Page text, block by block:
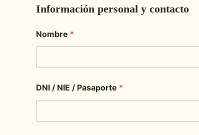
Información personal y contacto
Nombre *
DNI / NIE / Pasaporte *